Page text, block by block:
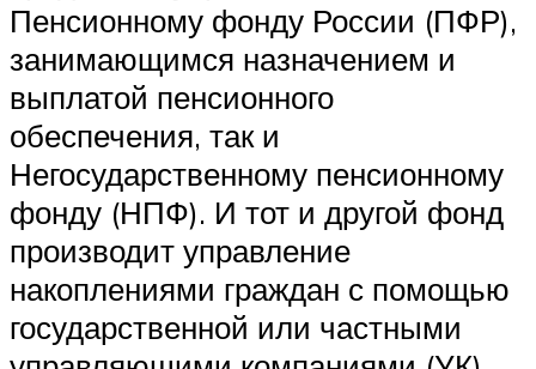
Пенсионному фонду России (ПФР),
занимающимся назначением и
выплатой пенсионного
обеспечения, так и
Негосударственному пенсионному
фонду (НПФ). И тот и другой фонд
производит управление
накоплениями граждан с помощью
государственной или частными